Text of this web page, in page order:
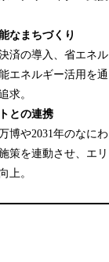
なまちづくり
済の導入、省エネル
エネルギー活用を通
求。
との連携
博や2031年のなにわ
策を連動させ、エリ
上。